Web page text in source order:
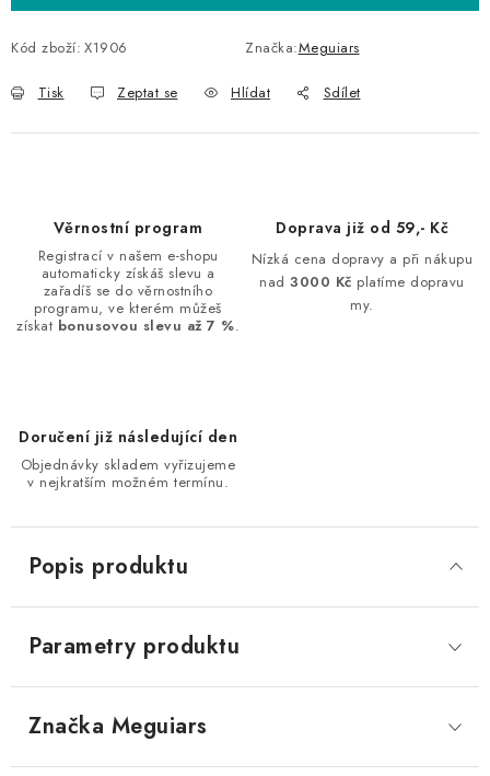
Kód zboží: X1906 Značka:Meguiars
Tisk Zeptat se Hlídat Sdílet
Věrnostní program
Registrací v našem e-shopu
automaticky získáš slevu a
zařadíš se do věrnostního
programu, ve kterém můžeš
získat bonusovou slevu až 7 %.
Doprava již od 59,- Kč
Nízká cena dopravy a při nákupu
nad3000 Kč platíme dopravu
my.
Doručení již následující den
Objednávky skladem vyřizujeme
v nejkratším možném termínu.
Popis produktu
Parametry produktu
Značka Meguiars